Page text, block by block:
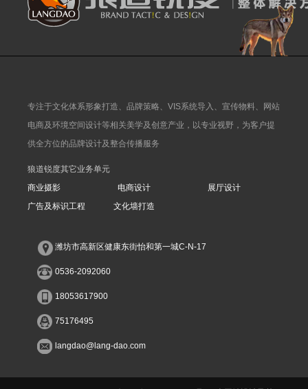
专注于文化体系形象打造、品牌策略、VIS系统导入、宣传物料、网站
电商及环境空间设计等相关美学及创意产业，以专业视野，为客户提
供全方位的品牌设计及整合传播服务
狼道锐度其它业务单元
商业摄影
电商设计
展厅设计
广告及标识工程
文化墙打造
潍坊市高新区健康东街怡和第一城C-N-17
0536-2092060
18053617900
75176495
langdao@lang-dao.com